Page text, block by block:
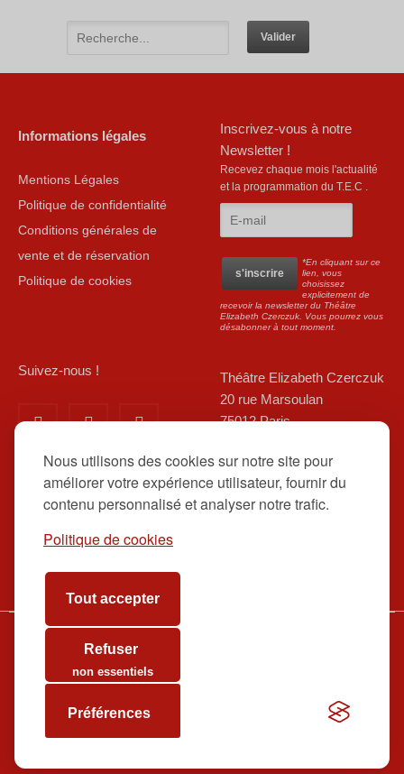
Nous utilisons des cookies sur notre site pour
améliorer votre expérience utilisateur, fournir du
contenu personnalisé et analyser notre trafic.
Politique de cookies
Tout accepter
Refuser
non essentiels
Préférences
Informations légales
Mentions Légales
Politique de confidentialité
Conditions générales de
vente et de réservation
Politique de cookies
Inscrivez-vous à notre
Newsletter !
Recevez chaque mois l'actualité
et la programmation du T.E.C .
*En cliquant sur ce
lien, vous
choisissez
explicitement de
recevoir la newsletter du Théâtre
Elizabeth Czerczuk. Vous pourrez vous
désabonner à tout moment.
Suivez-nous !
RESERVEZ EN LIGNE ICI
Théâtre Elizabeth Czerczuk
20 rue Marsoulan
75012 Paris
39
contact@theatreelizabethcz
erczuk.fr
www.theatreelizabethczerczuk.fr